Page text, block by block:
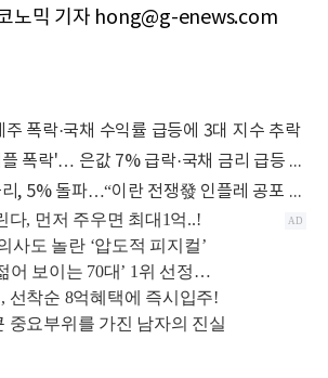
노믹 기자 hong@g-enews.com
폭락·국채 수익률 급등에 3대 지수 추락
글로벌 자산 '트리플 폭락'… 은값 7% 급락·국채 금리 급등 왜?
美 30년물 국채금리, 5% 돌파…“이란 전쟁發 인플레 공포 재점화”